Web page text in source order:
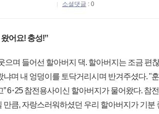
소셜댓글 : 0
어요! 충성!ˮ
으며 들어선 할아버지 댁. 할아버지는 조금 편
냐며 내 엉덩이를 토닥거리시며 반겨주셨다. "
6･25 참전용사이신 할아버지가 물어왔다. 참
만큼, 자랑스러워하셨던 우리 할아버지가 기분